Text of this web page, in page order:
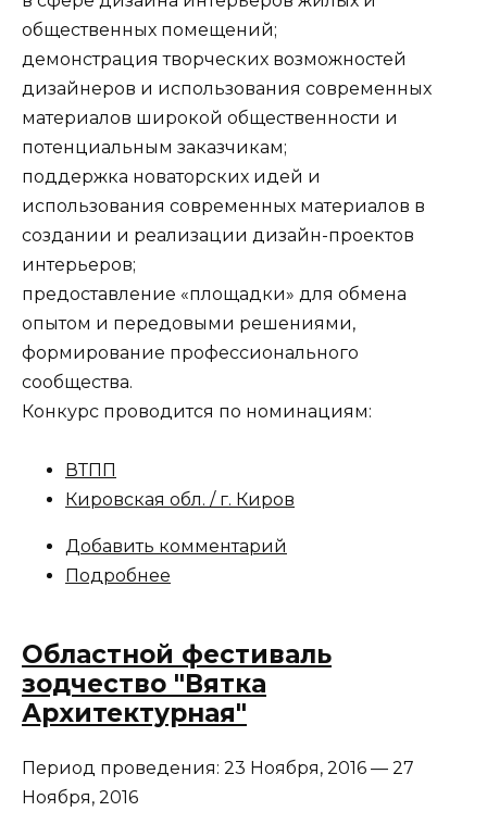
общественных помещений;
демонстрация творческих возможностей
дизайнеров и использования современных
материалов широкой общественности и
потенциальным заказчикам;
поддержка новаторских идей и
использования современных материалов в
создании и реализации дизайн-проектов
интерьеров;
предоставление «площадки» для обмена
опытом и передовыми решениями,
формирование профессионального
сообщества.
Конкурс проводится по номинациям:
ВТПП
Кировская обл. / г. Киров
Добавить комментарий
Подробнее
Областной фестиваль
зодчество "Вятка
Архитектурная"
Период проведения: 23 Ноября, 2016 — 27
Ноября, 2016